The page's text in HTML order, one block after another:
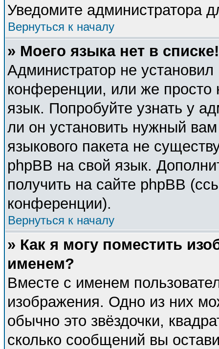
Уведомите администратора
Вернуться к началу
» Моего языка нет в списке!
Администратор не
конференции, или же просто
язык. Попробуйте узнать у
ли он установить нужный
языкового пакета не
phpBB на свой язык.
получить на сайте phpBB
конференции).
Вернуться к началу
» Как я могу поместить
именем?
Вместе с именем
изображения. Одно из них
обычно это звёздочки,
сколько сообщений вы